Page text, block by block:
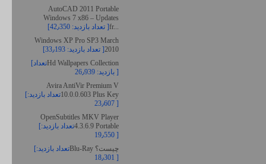
AutoCAD 2011 Portable
Windows 7 x86 – Updates
fr... [تعداد بازدید: 42٫350 ]
Windows XP Pro SP3 March
2010[تعداد بازدید: 33٫193 ]
Hd Wallpapers Collection
[تعداد
بازدید: 26٫939 ]
Avira AntiVir Premium V
10.0.0.603 Plus Key
[تعداد بازدید:
23٫607 ]
OpenSubtitles MKV Player
4.3.6.9 Portable
[تعداد بازدید:
19٫550 ]
Blu-Ray چیست؟
[تعداد بازدید:
18٫301 ]